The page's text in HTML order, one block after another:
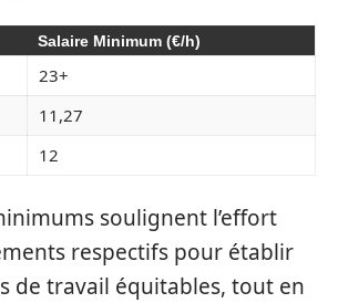
Salaire Minimum (€/h)
23+
11,27
12
soulignent l’effort
respectifs pour établir
de travail équitables, tout en